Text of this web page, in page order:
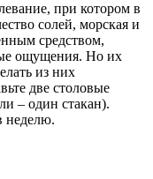
при котором в
солей, морская и
средством,
ощущения. Но их
из них
две столовые
– один стакан).
неделю.